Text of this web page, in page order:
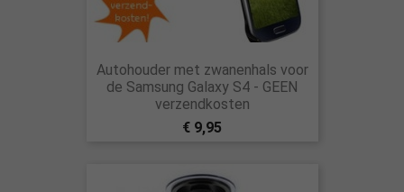
Autohouder met zwanenhals voor
de Samsung Galaxy S4 - GEEN
verzendkosten
€ 9,95